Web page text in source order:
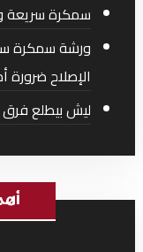
سمكرة سريعة
ورشة سمكرة
الإصلاح ضرورة
ليش بيطلع